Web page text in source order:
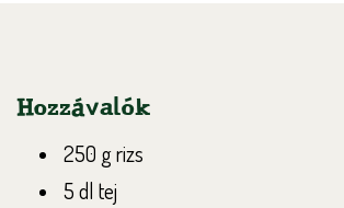
Hozzávalók
250 g rizs
5 dl tej